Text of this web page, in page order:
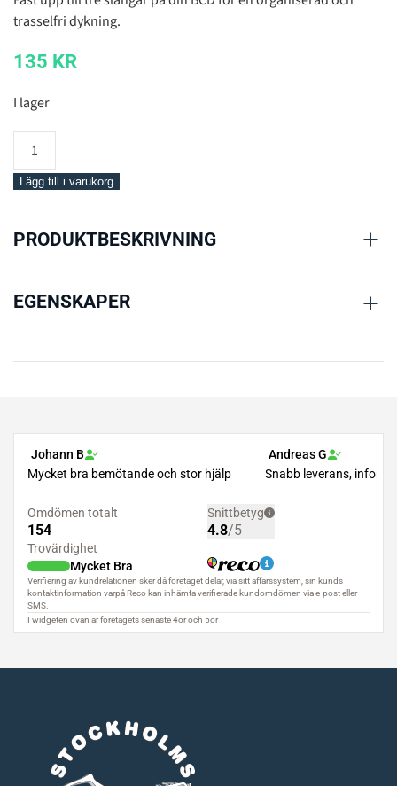
trasselfri dykning.
135 KR
I lager
Scubapro
mängd
Lägg till i varukorg
PRODUKTBESKRIVNING
EGENSKAPER